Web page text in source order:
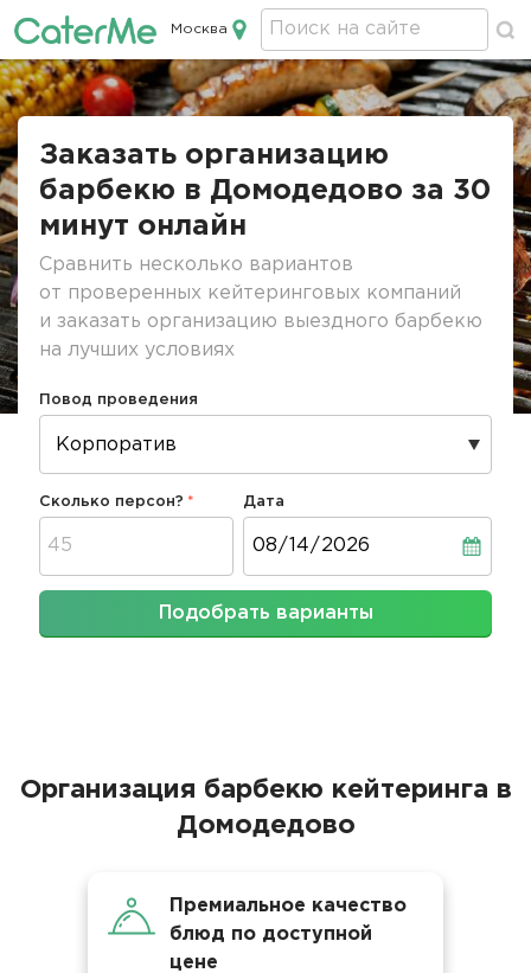
Кейтеринг в Москве
Москва
Строка
Заказать организацию
барбекю в Домодедово за 30
минут онлайн
Сравнить несколько вариантов
от проверенных кейтеринговых компаний
и заказать организацию выездного барбекю
на лучших условиях
Повод проведения
Сколько персон? Дата
Подобрать варианты
Организация барбекю кейтеринга в
Домодедово
Премиальное качество
блюд по доступной
цене